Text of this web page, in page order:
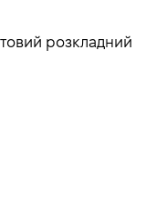
розкладний